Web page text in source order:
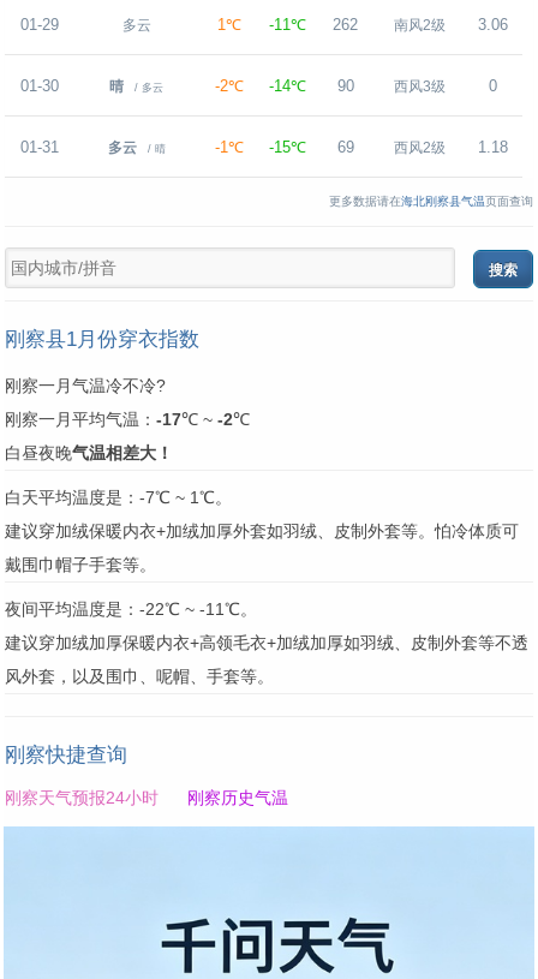
01-29 多云 1℃ -11℃ 262 南风2级 3.06
01-30 晴 / 多云 -2℃ -14℃ 90 西风3级 0
01-31 多云 / 晴 -1℃ -15℃ 69 西风2级 1.18
更多数据请在海北刚察县气温页面查询
刚察县1月份穿衣指数
刚察一月气温冷不冷?
刚察一月平均气温： -17℃ ~ -2℃
白昼夜晚气温相差大！
白天平均温度是：-7℃ ~ 1℃。
建议穿加绒保暖内衣+加绒加厚外套如羽绒、皮制外套等。怕冷体质可
戴围巾帽子手套等。
夜间平均温度是：-22℃ ~ -11℃。
建议穿加绒加厚保暖内衣+高领毛衣+加绒加厚如羽绒、皮制外套等不透
风外套，以及围巾、呢帽、手套等。
刚察快捷查询
刚察天气预报24小时 刚察历史气温